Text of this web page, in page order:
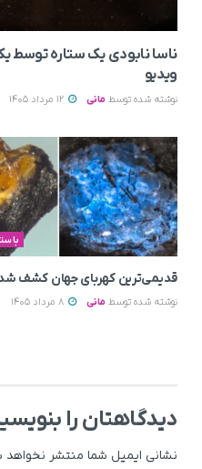
ناسا نابودی یک ستاره توسط
ویدیو
نوشته شده توسط مانی
قدیمی‌ترین کهربای جهان کشف
نوشته شده توسط مانی
دیدگاهتان را
نشانی ایمیل شما منتشر نخواهد